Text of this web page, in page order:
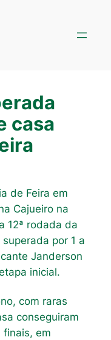
casa
de Feira em
Cajueiro na
12ª rodada da
por 1 a
Janderson
inicial.
com raras
conseguiram
finais, em